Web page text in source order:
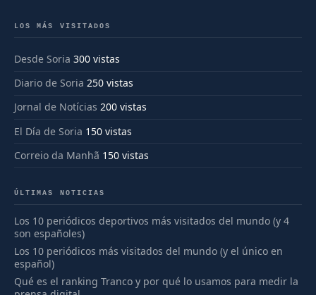
LOS MÁS VISITADOS
Desde Soria 300 vistas
Diario de Soria 250 vistas
Jornal de Notícias 200 vistas
El Día de Soria 150 vistas
Correio da Manhã 150 vistas
ÚLTIMAS NOTICIAS
Los 10 periódicos deportivos más visitados del mundo (y 4
son españoles)
Los 10 periódicos más visitados del mundo (y el único en
español)
Qué es el ranking Tranco y por qué lo usamos para medir la